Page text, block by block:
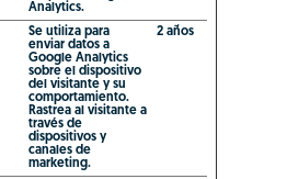
Analytics.
Se utiliza para
enviar datos a
Google Analytics
sobre el dispositivo
del visitante y su
comportamiento.
Rastrea al visitante a
través de
dispositivos y
canales de
marketing.
2 años